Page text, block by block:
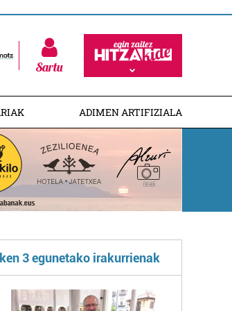
Sartu
ADIMEN ARTIFIZIALA
3 egunetako irakurrienak